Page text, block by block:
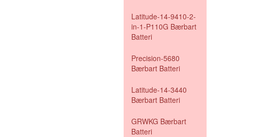
Latitude-14-9410-2-
in-1-P110G Bærbart
Batteri
Precision-5680
Bærbart Batteri
Latitude-14-3440
Bærbart Batteri
GRWKG Bærbart
Batteri